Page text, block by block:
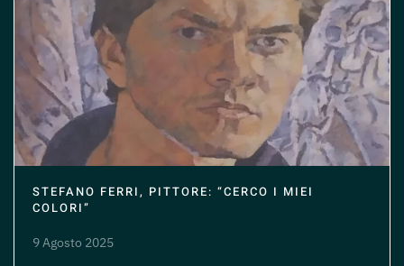
STEFANO FERRI, PITTORE: “CERCO I MIEI
COLORI”
9 Agosto 2025